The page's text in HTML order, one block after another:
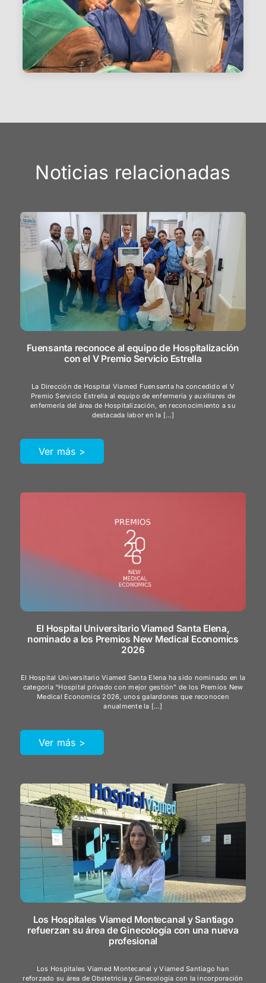
Noticias relacionadas
Fuensanta reconoce al equipo de Hospitalización
con el V Premio Servicio Estrella
La Dirección de Hospital Viamed Fuensanta ha concedido el V
Premio Servicio Estrella al equipo de enfermería y auxiliares de
enfermería del área de Hospitalización, en reconocimiento a su
destacada labor en la […]
Ver más >
El Hospital Universitario Viamed Santa Elena,
nominado a los Premios New Medical Economics
2026
El Hospital Universitario Viamed Santa Elena ha sido nominado en la
categoría “Hospital privado con mejor gestión” de los Premios New
Medical Economics 2026, unos galardones que reconocen
anualmente la […]
Ver más >
Los Hospitales Viamed Montecanal y Santiago
refuerzan su área de Ginecología con una nueva
profesional
Los Hospitales Viamed Montecanal y Viamed Santiago han
reforzado su área de Obstetricia y Ginecología con la incorporación